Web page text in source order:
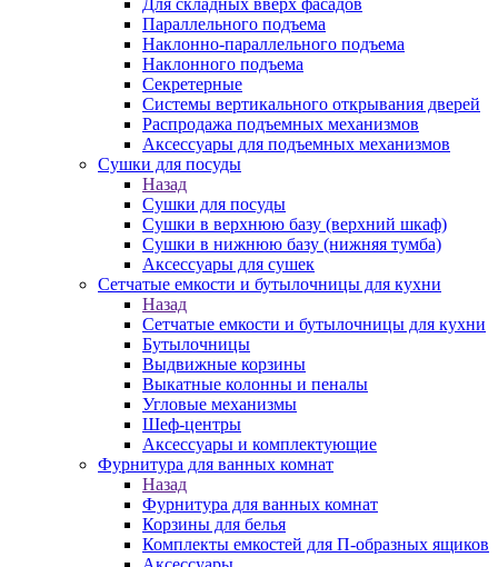
Для складных вверх фасадов
Параллельного подъема
Наклонно-параллельного подъема
Наклонного подъема
Секретерные
Системы вертикального открывания дверей
Распродажа подъемных механизмов
Аксессуары для подъемных механизмов
Сушки для посуды
Назад
Сушки для посуды
Сушки в верхнюю базу (верхний шкаф)
Сушки в нижнюю базу (нижняя тумба)
Аксессуары для сушек
Сетчатые емкости и бутылочницы для кухни
Назад
Сетчатые емкости и бутылочницы для кухни
Бутылочницы
Выдвижные корзины
Выкатные колонны и пеналы
Угловые механизмы
Шеф-центры
Аксессуары и комплектующие
Фурнитура для ванных комнат
Назад
Фурнитура для ванных комнат
Корзины для белья
Комплекты емкостей для П-образных ящиков